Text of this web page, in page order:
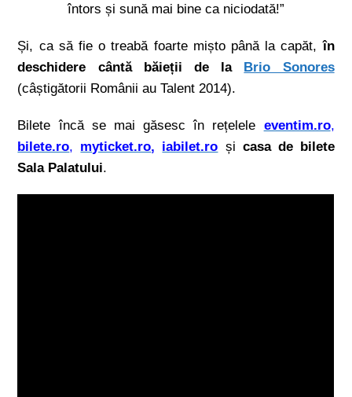
întors și sună mai bine ca niciodată!”
Și, ca să fie o treabă foarte mișto până la capăt,în
deschidere cântă băieții de la Brio Sonores
(câștigătorii Românii au Talent 2014).
Bilete încă se mai găsesc în rețelele eventim.ro,
bilete.ro, myticket.ro, iabilet.ro și casa de bilete
Sala Palatului.